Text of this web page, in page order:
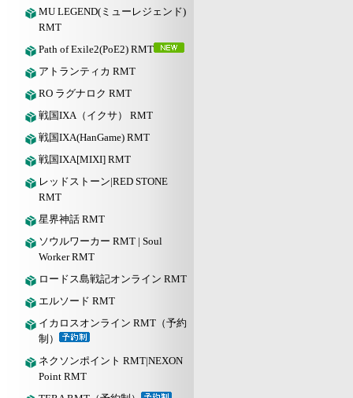
MU LEGEND(ミューレジェンド)
RMT
Path of Exile2(PoE2) RMT
アトランティカ RMT
RO ラグナロク RMT
戦国IXA（イクサ） RMT
戦国IXA(HanGame) RMT
戦国IXA[MIXI] RMT
レッドストーン|RED STONE
RMT
星界神話 RMT
ソウルワーカー RMT | Soul
Worker RMT
ロードス島戦記オンライン RMT
エルソード RMT
イカロスオンライン RMT（予約
制）
ネクソンポイント RMT|NEXON
Point RMT